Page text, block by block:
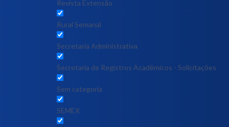
Revista Extensão
Rural Semanal
Secretaria Administrativa
Secretaria de Registros Acadêmicos - Solicitações
Sem categoria
SEMEX